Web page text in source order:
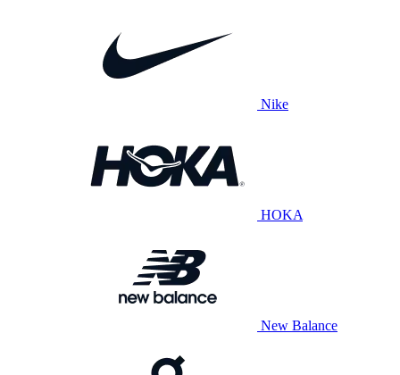
Nike
HOKA
New Balance